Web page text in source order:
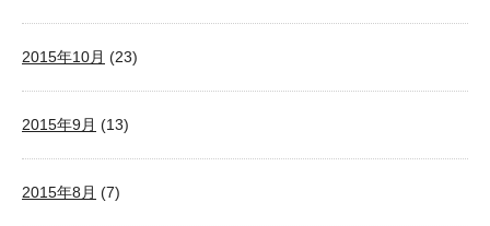
2015年10月 (23)
2015年9月 (13)
2015年8月 (7)